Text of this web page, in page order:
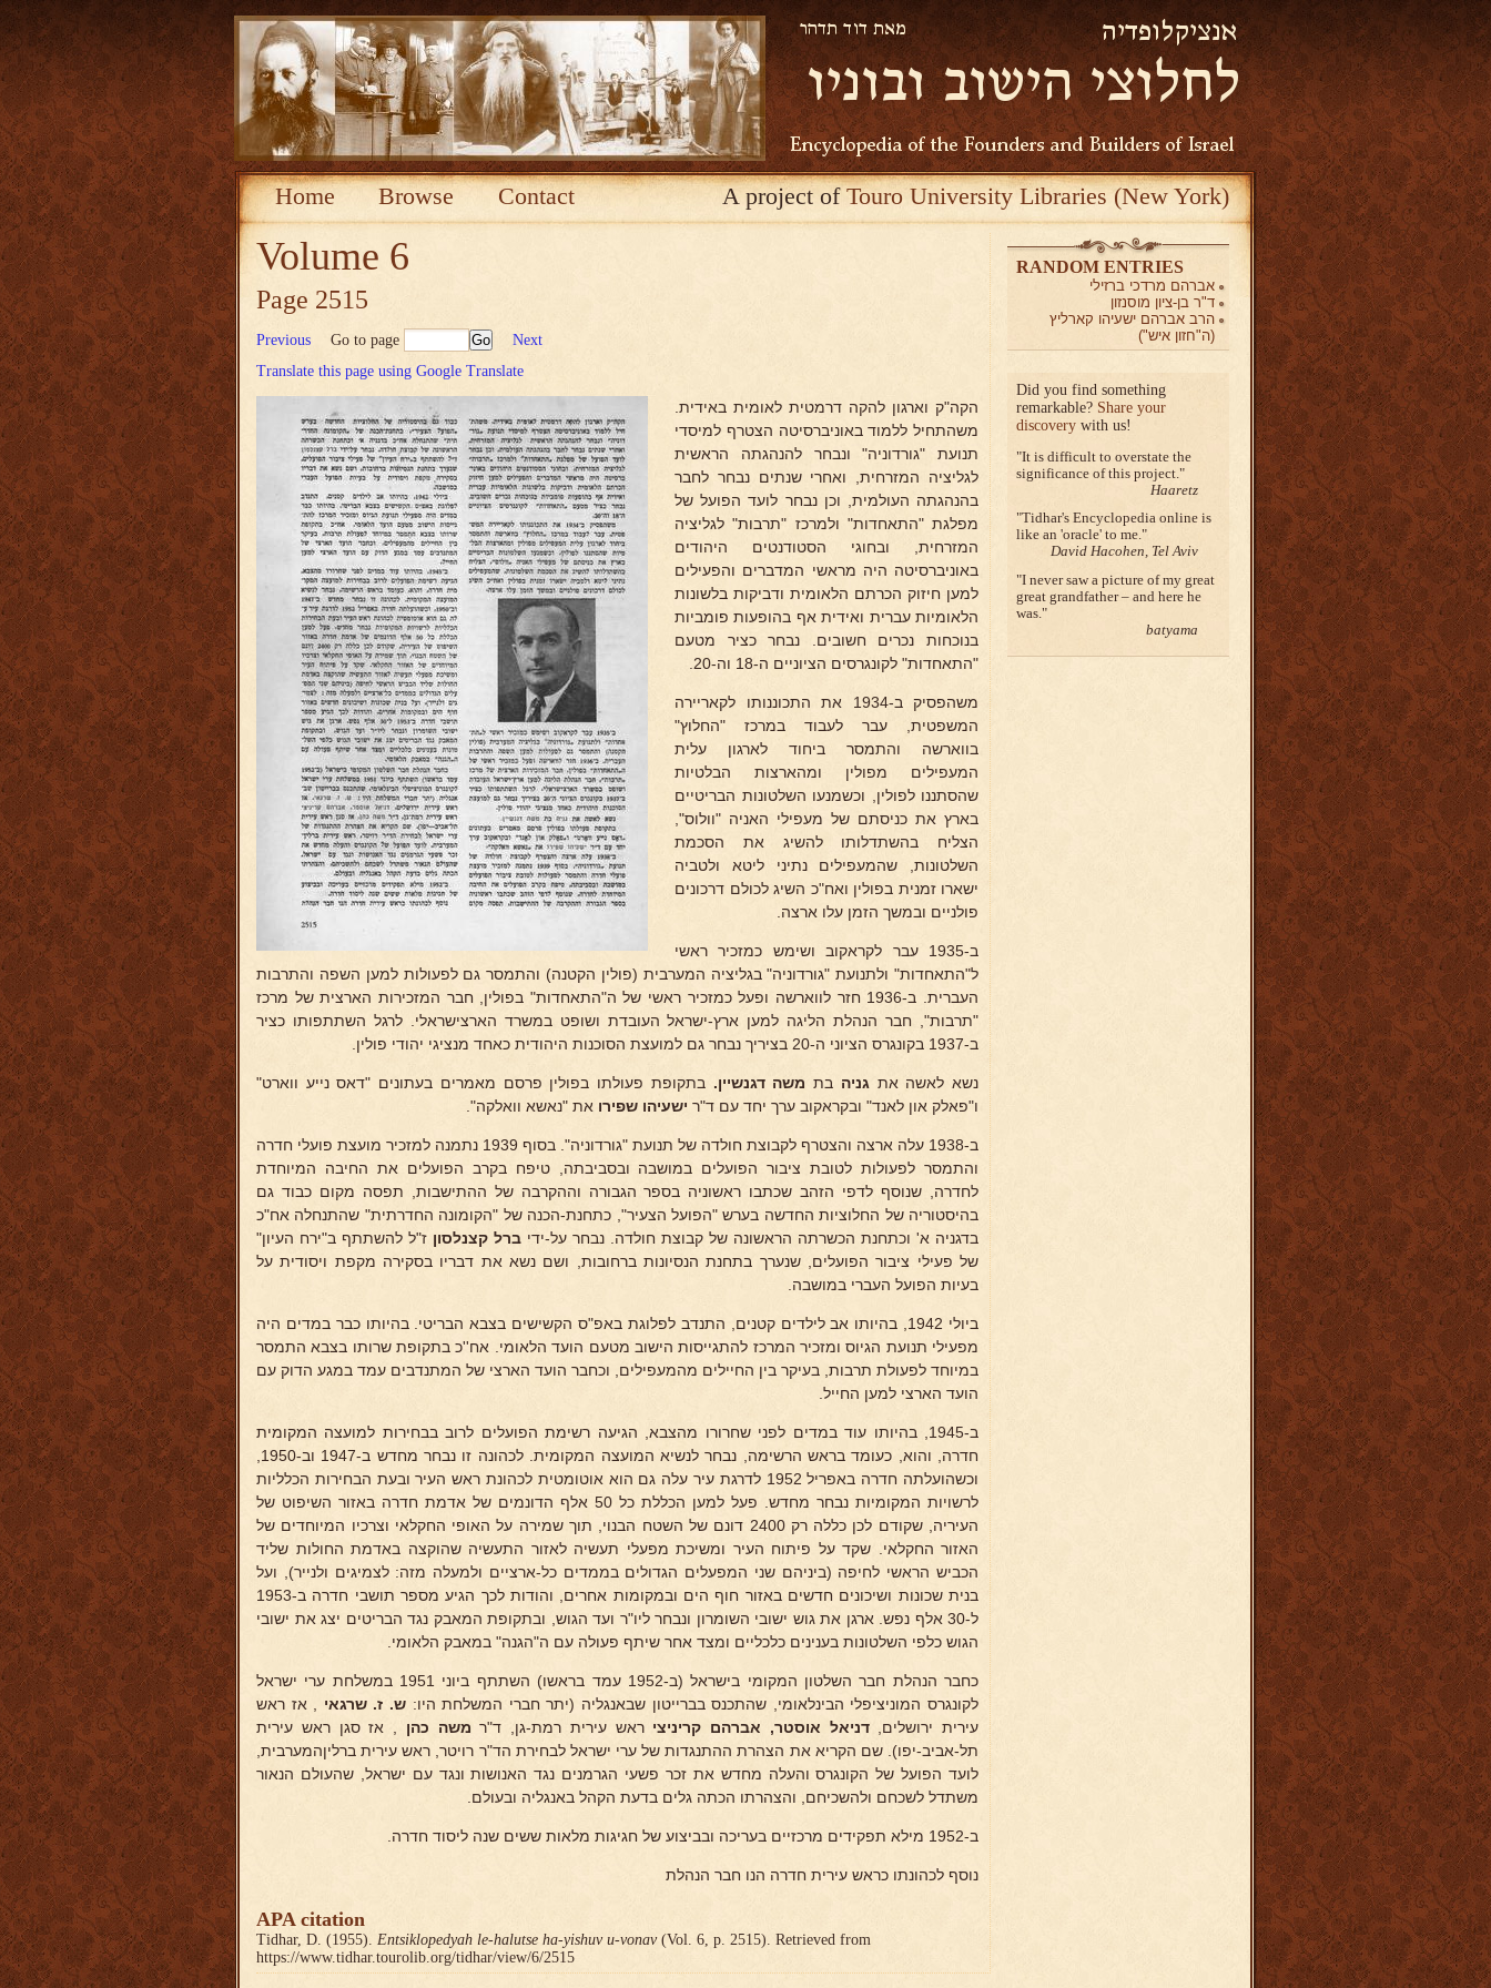
Home Browse Contact A project ofTouro University Libraries (New York)
Volume 6
Page 2515
Previous Go to page
Next
Translate this page using Google Translate
הקה"ק וארגון להקה דרמטית לאומית באידית.
משהתחיל ללמוד באוניברסיטה הצטרף למיסדי
תנועת "גורדוניה" ונבחר להנהגתה הראשית
לגליציה המזרחית, ואחרי שנתים נבחר לחבר
בהנהגתה העולמית, וכן נבחר לועד הפועל של
מפלגת "התאחדות" ולמרכז "תרבות" לגליציה
המזרחית, ובחוגי הסטודנטים היהודים
באוניברסיטה היה מראשי המדברים והפעילים
למען חיזוק הכרתם הלאומית ודביקות בלשונות
הלאומיות עברית ואידית אף בהופעות פומביות
בנוכחות נכרים חשובים. נבחר כציר מטעם
"התאחדות" לקונגרסים הציוניים ה-18 וה-20.
משהפסיק ב-1934 את התכוננותו לקאריירה
המשפטית, עבר לעבוד במרכז "החלוץ"
בווארשה והתמסר ביחוד לארגון עלית
המעפילים מפולין ומהארצות הבלטיות
שהסתננו לפולין, וכשמנעו השלטונות הבריטיים
בארץ את כניסתם של מעפילי האניה "וולוס",
הצליח בהשתדלותו להשיג את הסכמת
השלטונות, שהמעפילים נתיני ליטא ולטביה
ישארו זמנית בפולין ואח"כ השיג לכולם דרכונים
פולניים ובמשך הזמן עלו ארצה.
ב-1935 עבר לקראקוב ושימש כמזכיר ראשי
ל"התאחדות" ולתנועת "גורדוניה" בגליציה המערבית (פולין הקטנה) והתמסר גם לפעולות למען השפה והתרבות
העברית. ב-1936 חזר לווארשה ופעל כמזכיר ראשי של ה"התאחדות" בפולין, חבר המזכירות הארצית של מרכז
"תרבות", חבר הנהלת הליגה למען ארץ-ישראל העובדת ושופט במשרד הארצישראלי. לרגל השתתפותו כציר
ב-1937 בקונגרס הציוני ה-20 בציריך נבחר גם למועצת הסוכנות היהודית כאחד מנציגי יהודי פולין.
נשא לאשה את גניה בתמשה דגנשיין. בתקופת פעולתו בפולין פרסם מאמרים בעתונים "דאס נייע ווארט"
ו"פאלק און לאנד" ובקראקוב ערך יחד עם ד"ר ישעיהו שפירו את "נאשא וואלקה".
ב-1938 עלה ארצה והצטרף לקבוצת חולדה של תנועת "גורדוניה". בסוף 1939 נתמנה למזכיר מועצת פועלי חדרה
והתמסר לפעולות לטובת ציבור הפועלים במושבה ובסביבתה, טיפח בקרב הפועלים את החיבה המיוחדת
לחדרה, שנוסף לדפי הזהב שכתבו ראשוניה בספר הגבורה וההקרבה של ההתישבות, תפסה מקום כבוד גם
בהיסטוריה של החלוציות החדשה בערש "הפועל הצעיר", כתחנת-הכנה של "הקומונה החדרתית" שהתנחלה אח"כ
בדגניה א' וכתחנת הכשרתה הראשונה של קבוצת חולדה. נבחר על-ידי ברל קצנלסון ז"ל להשתתף ב"ירח העיון"
של פעילי ציבור הפועלים, שנערך בתחנת הנסיונות ברחובות, ושם נשא את דבריו בסקירה מקפת ויסודית על
בעיות הפועל העברי במושבה.
ביולי 1942, בהיותו אב לילדים קטנים, התנדב לפלוגת באפ"ס הקשישים בצבא הבריטי. בהיותו כבר במדים היה
מפעילי תנועת הגיוס ומזכיר המרכז להתגייסות הישוב מטעם הועד הלאומי. אח''כ בתקופת שרותו בצבא התמסר
במיוחד לפעולת תרבות, בעיקר בין החיילים מהמעפילים, וכחבר הועד הארצי של המתנדבים עמד במגע הדוק עם
הועד הארצי למען החייל.
ב-1945, בהיותו עוד במדים לפני שחרורו מהצבא, הגיעה רשימת הפועלים לרוב בבחירות למועצה המקומית
וכשהועלתה חדרה באפריל 1952 לדרגת עיר עלה גם הוא אוטומטית לכהונת ראש העיר ובעת הבחירות הכלליות
לרשויות המקומיות נבחר מחדש. פעל למען הכללת כל 50 אלף הדונמים של אדמת חדרה באזור השיפוט של
העיריה, שקודם לכן כללה רק 2400 דונם של השטח הבנוי, תוך שמירה על האופי החקלאי וצרכיו המיוחדים של
האזור החקלאי. שקד על פיתוח העיר ומשיכת מפעלי תעשיה לאזור התעשיה שהוקצה באדמת החולות שליד
הכביש הראשי לחיפה (ביניהם שני המפעלים הגדולים בממדים כל-ארציים ולמעלה מזה: לצמיגים ולנייר), ועל
בנית שכונות ושיכונים חדשים באזור חוף הים ובמקומות אחרים, והודות לכך הגיע מספר תושבי חדרה ב-1953
ל-30 אלף נפש. ארגן את גוש ישובי השומרון ונבחר ליו"ר ועד הגוש, ובתקופת המאבק נגד הבריטים יצג את ישובי
הגוש כלפי השלטונות בענינים כלכליים ומצד אחר שיתף פעולה עם ה"הגנה" במאבק הלאומי.
כחבר הנהלת חבר השלטון המקומי בישראל (ב-1952 עמד בראשו) השתתף ביוני 1951 במשלחת ערי ישראל
לקונגרס המוניציפלי הבינלאומי, שהתכנס בברייטון שבאנגליה (יתר חברי המשלחת היו: ש. ז. שרגאי , אז ראש
עירית ירושלים,דניאל אוסטר, אברהם קריניצי ראש עירית רמת-גן, ד"רמשה כהן , אז סגן ראש עירית
תל-אביב-יפו). שם הקריא את הצהרת ההתנגדות של ערי ישראל לבחירת הד"ר רויטר, ראש עירית ברליןהמערבית,
לועד הפועל של הקונגרס והעלה מחדש את זכר פשעי הגרמנים נגד האנושות ונגד עם ישראל, שהעולם הנאור
משתדל לשכחם ולהשכיחם, והצהרתו הכתה גלים בדעת הקהל באנגליה ובעולם.
ב-1952 מילא תפקידים מרכזיים בעריכה ובביצוע של חגיגות מלאות ששים שנה ליסוד חדרה.
נוסף לכהונתו כראש עירית חדרה הנו חבר הנהלת
APA citation
Tidhar, D. (1955). Entsiklopedyah le-halutse ha-yishuv u-vonav(Vol. 6, p. 2515). Retrieved from
https://www.tidhar.tourolib.org/tidhar/view/6/2515
RANDOM ENTRIES
אברהם מרדכי ברזילי
ד"ר בן-ציון מוסנזון
הרב אברהם ישעיהו קארליץ
(ה"חזון איש")
Did you find something
remarkable? Share your
discovery with us!
It is difficult to overstate the
significance of this project.
Haaretz
Tidhar's Encyclopedia online is
like an 'oracle' to me.
David Hacohen, Tel Aviv
I never saw a picture of my great
great grandfather – and here he
was.
batyama